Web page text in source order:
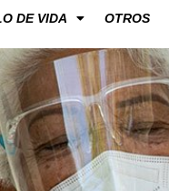
DE VIDA OTROS